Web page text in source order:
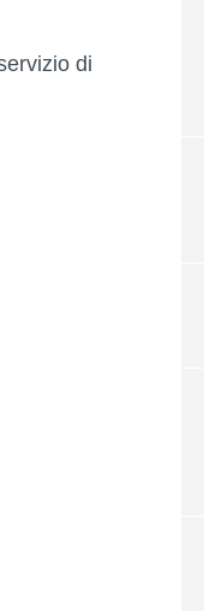
di